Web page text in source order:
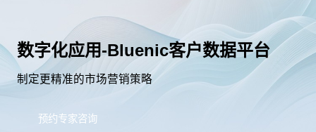
数字化应用-Bluenic客户数据平台
制定更精准的市场营销策略
预约专家咨询